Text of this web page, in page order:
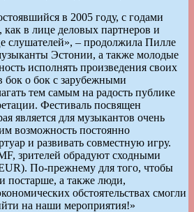
в 2005 году, с годами
как в лице деловых партнеров и
слушателей», – продолжила Пилле
Эстонии, а также молодые
исполнять произведения своих
о бок с зарубежными
тем самым на радость публике
Фестиваль посвящен
является для музыкантов очень
возможность постоянно
и развивать совместную игру.
зрителей обрадуют сходными
По-прежнему для того, чтобы
постарше, а также люди,
обстоятельствах смогли
на наши мероприятия!»